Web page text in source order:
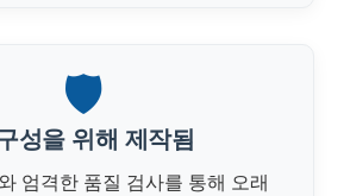
🛡️
성을 위해 제작됨
엄격한 품질 검사를 통해 오래